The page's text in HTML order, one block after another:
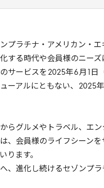
プラチナ・アメリカン・
する時代や会員様のニー
サービスを 2025年6月
日
ーアルにともない、
2025年
らグルメやトラベル、エ
、会員様のライフシーン
ります。
、進化し続けるセゾンプ